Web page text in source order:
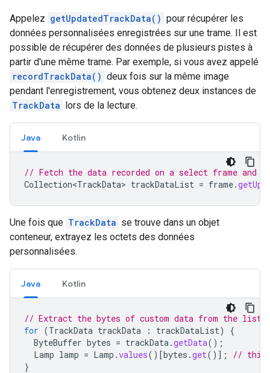
Appelez getUpdatedTrackData() pour récupérer les
données personnalisées enregistrées sur une trame. Il est
possible de récupérer des données de plusieurs pistes à
partir d'une même trame. Par exemple, si vous avez appelé
recordTrackData() deux fois sur la même image
pendant l'enregistrement, vous obtenez deux instances de
TrackData lors de la lecture.
Java Kotlin
// Fetch the data recorded on a select frame
Collection<TrackData> trackDataList = frame.
Une fois que TrackData se trouve dans un objet
conteneur, extrayez les octets des données
personnalisées.
Java Kotlin
// Extract the bytes of custom data from the list
for (TrackData trackData : trackDataList)
{
ByteBuffer bytes = trackData.getData();
Lamp lamp = Lamp .values() [bytes .get() ] ;
// this
}